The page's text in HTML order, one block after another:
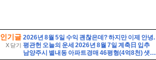
인기글
X 닫기
2026년 8월 5일 수익 괜찮은데? 하지만 이제 안녕.
평관헌 오늘의 운세 2026년 8월 7일 계축日 입추
남양주시 별내동 아파트경매 46평형(4억8천) 샛별초등학교인근 별내남광하우스토리 14층 유찰1회 남양주별내남광하우스토리아파트 부동산경매 매매